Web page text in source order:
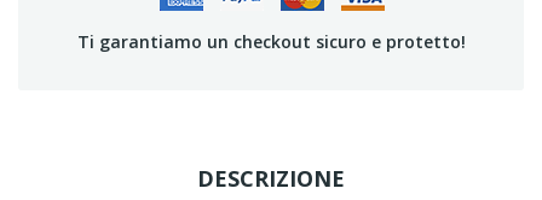
Ti garantiamo un checkout sicuro e protetto!
DESCRIZIONE